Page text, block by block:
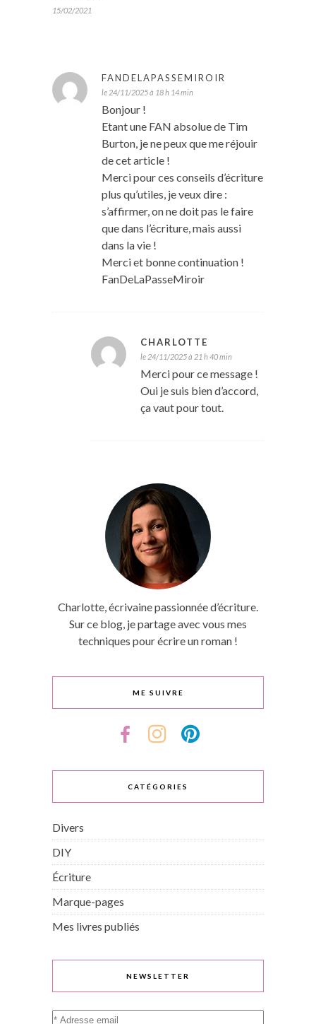
15/02/2021
FANDELAPASSEMIROIR
le 24/11/2025 à 18 h 14 min
Bonjour !
Etant une FAN absolue de Tim
Burton, je ne peux que me réjouir
de cet article !
Merci pour ces conseils d’écriture
plus qu’utiles, je veux dire :
s’affirmer, on ne doit pas le faire
que dans l’écriture, mais aussi
dans la vie !
Merci et bonne continuation !
FanDeLaPasseMiroir
CHARLOTTE
le 24/11/2025 à 21 h 40 min
Merci pour ce message !
Oui je suis bien d’accord,
ça vaut pour tout.
Charlotte, écrivaine passionnée d’écriture.
Sur ce blog, je partage avec vous mes
techniques pour écrire un roman !
ME SUIVRE
CATÉGORIES
Divers
DIY
Écriture
Marque-pages
Mes livres publiés
NEWSLETTER